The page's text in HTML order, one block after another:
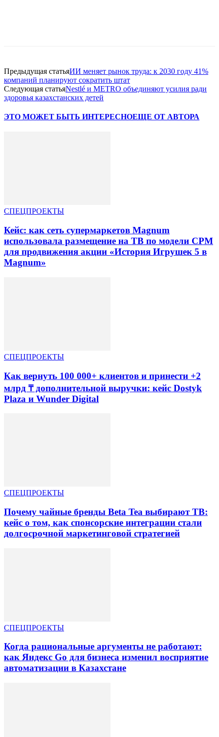
Предыдущая статьяИИ меняет рынок труда: к 2030 году 41%
компаний планируют сократить штат
Следующая статьяNestlé и METRO объединяют усилия ради
здоровья казахстанских детей
ЭТО МОЖЕТ БЫТЬ ИНТЕРЕСНОЕЩЕ ОТ АВТОРА
СПЕЦПРОЕКТЫ
Кейс: как сеть супермаркетов Magnum
использовала размещение на ТВ по модели CPM
для продвижения акции «История Игрушек 5 в
Magnum»
СПЕЦПРОЕКТЫ
Как вернуть 100 000+ клиентов и принести +2
млрд ₸ дополнительной выручки: кейс Dostyk
Plaza и Wunder Digital
СПЕЦПРОЕКТЫ
Почему чайные бренды Beta Tea выбирают ТВ:
кейс о том, как спонсорские интеграции стали
долгосрочной маркетинговой стратегией
СПЕЦПРОЕКТЫ
Когда рациональные аргументы не работают:
как Яндекс Go для бизнеса изменил восприятие
автоматизации в Казахстане